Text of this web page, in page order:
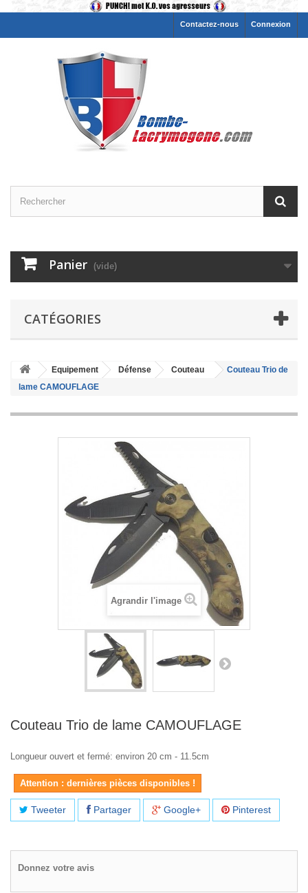
Connexion
Contactez-nous
Panier (vide)
CATÉGORIES
Equipement Défense Couteau
Couteau Trio de
lame CAMOUFLAGE
Agrandir l'image
Couteau Trio de lame CAMOUFLAGE
Longueur ouvert et fermé: environ 20 cm - 11.5cm
Attention : dernières pièces disponibles !
Tweeter Partager Google+ Pinterest
Donnez votre avis